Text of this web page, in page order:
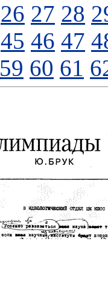
26 27 28
45 46 47
59 60 61